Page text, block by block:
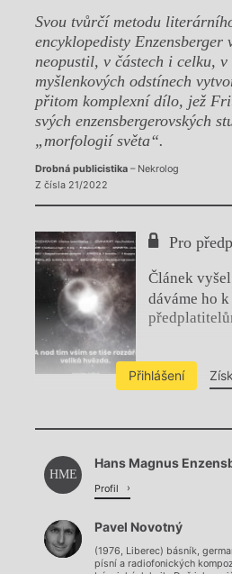
Svou tvůrčí metodu
encyklopedisty Enzensberger
neopustil, v částech i celku, v
myšlenkových odstínech
přitom komplexní dílo, jež
svých enzensbergerovských
„morfologií světa“.
Drobná publicistika– Nekrolog
Z čísla 21/2022
Pro
Článek
dáváme ho
Přihlášení
Načítá se.
HME
Hans Magnus
Profil
Pavel Novotný
(1976, Liberec) básník,
písní a radiofonických